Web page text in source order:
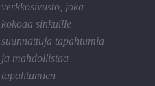
verkkosivusto, joka
kokoaa sinkuille
suunnattuja tapahtumia
ja mahdollistaa
tapahtumien